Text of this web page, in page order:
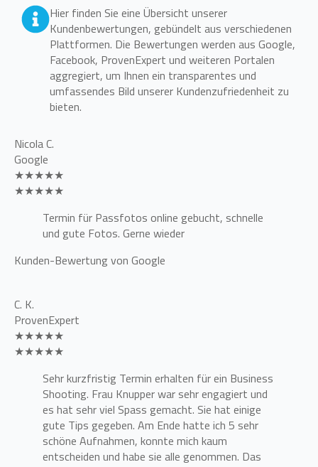
Hier finden Sie eine Übersicht unserer
Kundenbewertungen, gebündelt aus verschiedenen
Plattformen. Die Bewertungen werden aus Google,
Facebook, ProvenExpert und weiteren Portalen
aggregiert, um Ihnen ein transparentes und
umfassendes Bild unserer Kundenzufriedenheit zu
bieten.
Nicola C.
Google
★★★★★
★★★★★
Termin für Passfotos online gebucht, schnelle
und gute Fotos. Gerne wieder
Kunden-Bewertung von Google
C. K.
ProvenExpert
★★★★★
★★★★★
Sehr kurzfristig Termin erhalten für ein Business
Shooting. Frau Knupper war sehr engagiert und
es hat sehr viel Spass gemacht. Sie hat einige
gute Tips gegeben. Am Ende hatte ich 5 sehr
schöne Aufnahmen, konnte mich kaum
entscheiden und habe sie alle genommen. Das